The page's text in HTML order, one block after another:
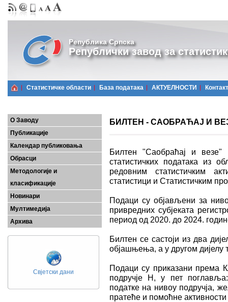
Република Српска
Републички завод за
Статистичке области Базa података АКТУЕЛНОСТИ Контакт
О Заводу
Публикације
Календар публиковања
Обрасци
Методологије и
класификације
Новинари
Мултимедија
Архива
Свјетски дани
БИЛТЕН - САОБРАЋАЈ И
Билтен "Саобраћај и везе"
статистичких података из
редовним статистичким
статистици и Статистичким
Подаци су објављени за
привредних субјеката
период од 2020. до 2024.
Билтен се састоји из два
објашњења, а у другом дијелу
Подаци су приказани према
подручје H, у пет
податке на нивоу подручја,
пратеће и помоћне